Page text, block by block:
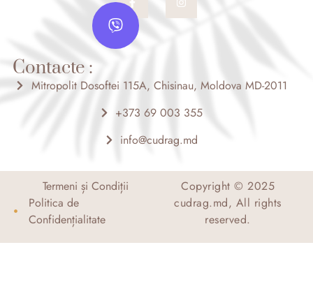
c
b
o
f
s
t
V
i
b
e
Contacte :
Mitropolit Dosoftei 115A, Chisinau, Moldova MD-2011
+373 69 003 355
info@cudrag.md
Termeni și Condiții
Politica de
Confidențialitate
Copyright © 2025
cudrag.md, All rights
reserved.